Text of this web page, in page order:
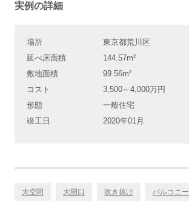
実例の詳細
場所
東京都荒川区
延べ床面積
144.57m²
敷地面積
99.56m²
コスト
3,500～4,000万円
形態
一般住宅
竣工日
2020年01月
大空間 大開口 吹き抜け バルコニー